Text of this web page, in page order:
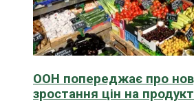
ООН попереджає про
зростання цін на